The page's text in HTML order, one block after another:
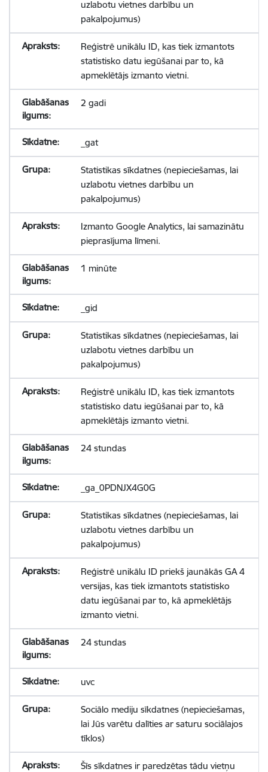
uzlabotu vietnes darbību un
pakalpojumus)
Reģistrē unikālu ID, kas tiek izmantots
statistisko datu iegūšanai par to, kā
apmeklētājs izmanto vietni.
2 gadi
_gat
Statistikas sīkdatnes (nepieciešamas, lai
uzlabotu vietnes darbību un
pakalpojumus)
Izmanto Google Analytics, lai samazinātu
pieprasījuma līmeni.
1 minūte
_gid
Statistikas sīkdatnes (nepieciešamas, lai
uzlabotu vietnes darbību un
pakalpojumus)
Reģistrē unikālu ID, kas tiek izmantots
statistisko datu iegūšanai par to, kā
apmeklētājs izmanto vietni.
24 stundas
_ga_0PDNJX4G0G
Statistikas sīkdatnes (nepieciešamas, lai
uzlabotu vietnes darbību un
pakalpojumus)
Reģistrē unikālu ID priekš jaunākās GA 4
versijas, kas tiek izmantots statistisko
datu iegūšanai par to, kā apmeklētājs
izmanto vietni.
24 stundas
uvc
Sociālo mediju sīkdatnes (nepieciešamas,
lai Jūs varētu dalīties ar saturu sociālajos
tīklos)
Šīs sīkdatnes ir paredzētas tādu vietņu